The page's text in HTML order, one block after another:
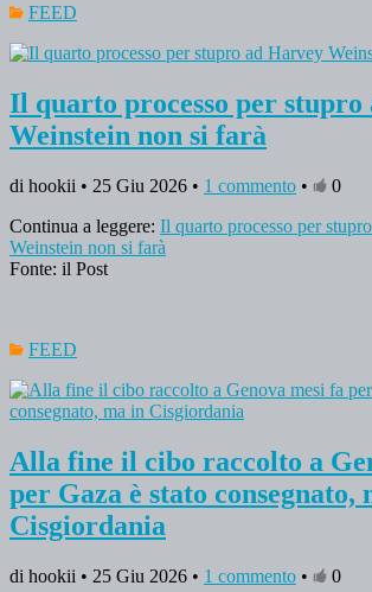
FEED
Il quarto processo per stupro
Weinstein non si farà
di hookii • 25 Giu 2026 • 1 commento •
0
Continua a leggere: Il quarto processo per
Weinstein non si farà
Fonte: il Post
FEED
Alla fine il cibo raccolto a
per Gaza è stato consegnato,
Cisgiordania
di hookii • 25 Giu 2026 • 1 commento •
0